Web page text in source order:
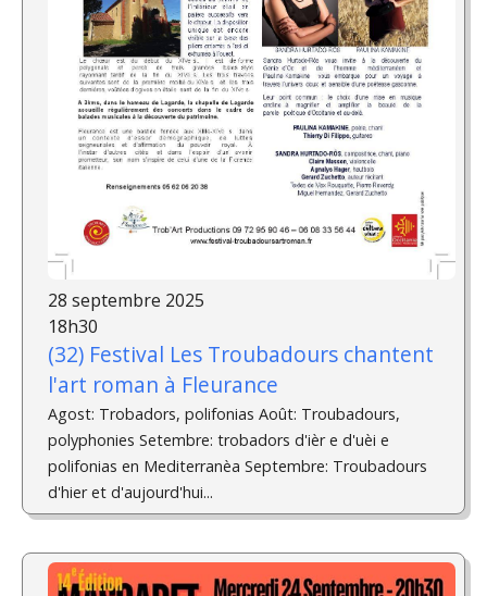
28 septembre 2025
18h30
(32) Festival Les Troubadours chantent
l'art roman à Fleurance
Agost: Trobadors, polifonias Août: Troubadours,
polyphonies Setembre: trobadors d'ièr e d'uèi e
polifonias en Mediterranèa Septembre: Troubadours
d'hier et d'aujourd'hui...